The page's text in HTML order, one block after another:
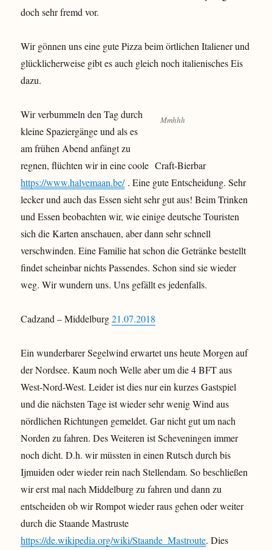
doch sehr fremd vor.
Wir gönnen uns eine gute Pizza beim örtlichen Italiener und
glücklicherweise gibt es auch gleich noch italienisches Eis
dazu.
Mmhhh
Wir verbummeln den Tag durch
kleine Spaziergänge und als es
am frühen Abend anfängt zu
regnen, flüchten wir in eine coole Craft-Bierbar
https://www.halvemaan.be/. Eine gute Entscheidung. Sehr
lecker und auch das Essen sieht sehr gut aus! Beim Trinken
und Essen beobachten wir, wie einige deutsche Touristen
sich die Karten anschauen, aber dann sehr schnell
verschwinden. Eine Familie hat schon die Getränke bestellt
findet scheinbar nichts Passendes. Schon sind sie wieder
weg. Wir wundern uns. Uns gefällt es jedenfalls.
Cadzand – Middelburg21.07.2018
Ein wunderbarer Segelwind erwartet uns heute Morgen auf
der Nordsee. Kaum noch Welle aber um die 4 BFT aus
West-Nord-West. Leider ist dies nur ein kurzes Gastspiel
und die nächsten Tage ist wieder sehr wenig Wind aus
nördlichen Richtungen gemeldet. Gar nicht gut um nach
Norden zu fahren. Des Weiteren ist Scheveningen immer
noch dicht. D.h. wir müssten in einen Rutsch durch bis
Ijmuiden oder wieder rein nach Stellendam. So beschließen
wir erst mal nach Middelburg zu fahren und dann zu
entscheiden ob wir Rompot wieder raus gehen oder weiter
durch die Staande Mastruste
https://de.wikipedia.org/wiki/Staande_Mastroute. Dies